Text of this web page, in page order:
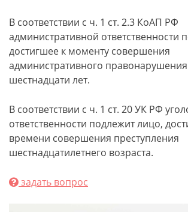
В соответствии с ч. 1 ст. 2.3 КоАП РФ
административной ответственности
достигшее к моменту совершения
административного правонарушения
шестнадцати лет.
В соответствии с ч. 1 ст. 20 УК РФ
ответственности подлежит лицо,
времени совершения преступления
шестнадцатилетнего возраста.​​​
задать вопрос